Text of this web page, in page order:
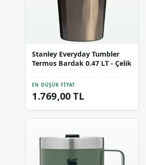
Stanley Everyday Tumbler
Termos Bardak 0.47 LT - Çelik
EN DÜŞÜK FIYAT
1.769,00 TL